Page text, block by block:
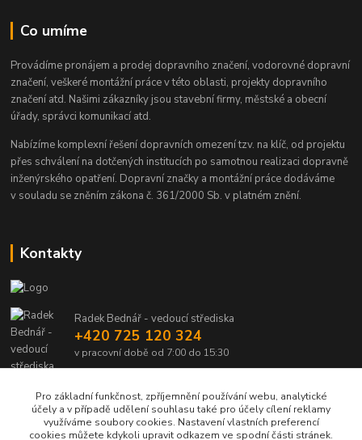
Co umíme
Provádíme pronájem a prodej dopravního značení, vodorovné dopravní
značení, veškeré montážní práce v této oblasti, projekty dopravního
značení atd. Našimi zákazníky jsou stavební firmy, městské a obecní
úřady, správci komunikací atd.
Nabízíme komplexní řešení dopravních omezení tzv. na klíč, od projektu
přes schválení na dotčených institucích po samotnou realizaci dopravně
inženýrského opatření. Dopravní značky a montážní práce dodáváme
v souladu se zněním zákona č. 361/2000 Sb. v platném znění.
Kontakty
Radek Bednář - vedoucí střediska
+420 725 120 324
v pracovní době od 7:00 do 15:30
Pro základní funkčnost, zpříjemnění používání webu, analytické
účely a v případě udělení souhlasu také pro účely cílení reklamy
využíváme soubory cookies. Nastavení vlastních preferencí
cookies můžete kdykoli upravit odkazem ve spodní části stránek.